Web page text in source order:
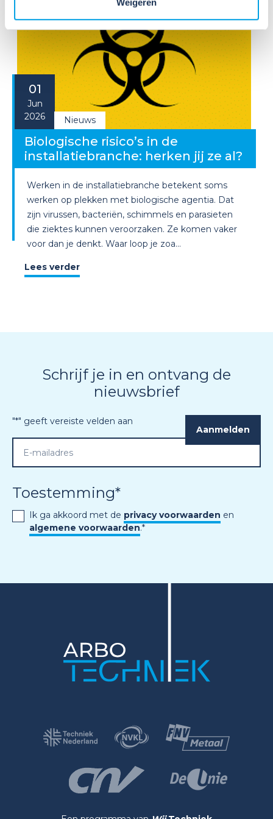
Weigeren
01
Jun
2026
Nieuws
Biologische risico’s in de
installatiebranche: herken jij ze al?
Werken in de installatiebranche betekent soms
werken op plekken met biologische agentia. Dat
zijn virussen, bacteriën, schimmels en parasieten
die ziektes kunnen veroorzaken. Ze komen vaker
voor dan je denkt. Waar loop je zoa...
Lees verder
Schrijf je in en ontvang de
nieuwsbrief
"*" geeft vereiste velden aan
Toestemming*
Ik ga akkoord met de privacy voorwaarden en
algemene voorwaarden.*